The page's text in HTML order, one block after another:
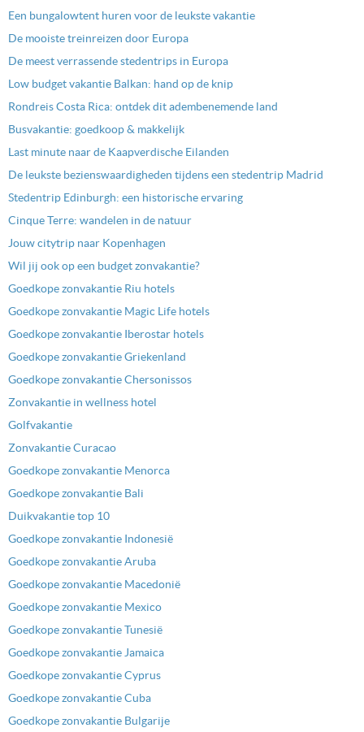
Een bungalowtent huren voor de leukste vakantie
De mooiste treinreizen door Europa
De meest verrassende stedentrips in Europa
Low budget vakantie Balkan: hand op de knip
Rondreis Costa Rica: ontdek dit adembenemende land
Busvakantie: goedkoop & makkelijk
Last minute naar de Kaapverdische Eilanden
De leukste bezienswaardigheden tijdens een stedentrip Madrid
Stedentrip Edinburgh: een historische ervaring
Cinque Terre: wandelen in de natuur
Jouw citytrip naar Kopenhagen
Wil jij ook op een budget zonvakantie?
Goedkope zonvakantie Riu hotels
Goedkope zonvakantie Magic Life hotels
Goedkope zonvakantie Iberostar hotels
Goedkope zonvakantie Griekenland
Goedkope zonvakantie Chersonissos
Zonvakantie in wellness hotel
Golfvakantie
Zonvakantie Curacao
Goedkope zonvakantie Menorca
Goedkope zonvakantie Bali
Duikvakantie top 10
Goedkope zonvakantie Indonesië
Goedkope zonvakantie Aruba
Goedkope zonvakantie Macedonië
Goedkope zonvakantie Mexico
Goedkope zonvakantie Tunesië
Goedkope zonvakantie Jamaica
Goedkope zonvakantie Cyprus
Goedkope zonvakantie Cuba
Goedkope zonvakantie Bulgarije